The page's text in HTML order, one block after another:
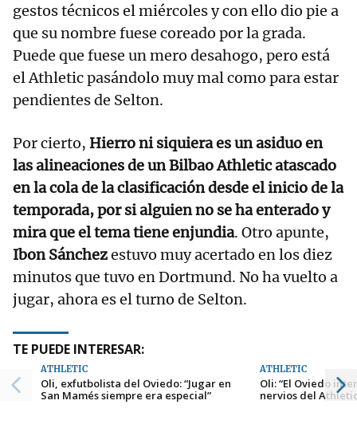
gestos técnicos el miércoles y con ello dio pie a
que su nombre fuese coreado por la grada.
Puede que fuese un mero desahogo, pero está
el Athletic pasándolo muy mal como para estar
pendientes de Selton.
Por cierto, Hierro ni siquiera es un asiduo en
las alineaciones de un Bilbao Athletic atascado
en la cola de la clasificación desde el inicio de la
temporada, por si alguien no se ha enterado y
mira que el tema tiene enjundia. Otro apunte,
Ibon Sánchezestuvo muy acertado en los diez
minutos que tuvo en Dortmund. No ha vuelto a
jugar, ahora es el turno de Selton.
TE PUEDE INTERESAR:
ATHLETIC
Oli, exfutbolista del Oviedo: “Jugar en
San Mamés siempre era especial”
ATHLETIC
Oli: “El Oviedo
nervios del